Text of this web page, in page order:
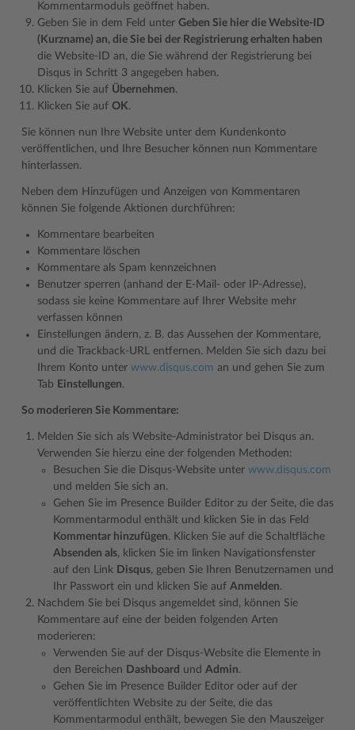
Kommentarmoduls geöffnet haben.
Geben Sie in dem Feld unter Geben Sie hier die Website-ID
(Kurzname) an, die Sie bei der Registrierung erhalten haben
die Website-ID an, die Sie während der Registrierung bei
Disqus in Schritt 3 angegeben haben.
Klicken Sie auf Übernehmen.
Klicken Sie auf OK.
Sie können nun Ihre Website unter dem Kundenkonto
veröffentlichen, und Ihre Besucher können nun Kommentare
hinterlassen.
Neben dem Hinzufügen und Anzeigen von Kommentaren
können Sie folgende Aktionen durchführen:
Kommentare bearbeiten
Kommentare löschen
Kommentare als Spam kennzeichnen
Benutzer sperren (anhand der E-Mail- oder IP-Adresse),
sodass sie keine Kommentare auf Ihrer Website mehr
verfassen können
Einstellungen ändern, z. B. das Aussehen der Kommentare,
und die Trackback-URL entfernen. Melden Sie sich dazu bei
Ihrem Konto unter www.disqus.com an und gehen Sie zum
Tab Einstellungen.
So moderieren Sie Kommentare:
Melden Sie sich als Website-Administrator bei Disqus an.
Verwenden Sie hierzu eine der folgenden Methoden:
Besuchen Sie die Disqus-Website unter www.disqus.com
und melden Sie sich an.
Gehen Sie im Presence Builder Editor zu der Seite, die das
Kommentarmodul enthält und klicken Sie in das Feld
Kommentar hinzufügen. Klicken Sie auf die Schaltfläche
Absenden als, klicken Sie im linken Navigationsfenster
auf den Link Disqus, geben Sie Ihren Benutzernamen und
Ihr Passwort ein und klicken Sie auf Anmelden.
Nachdem Sie bei Disqus angemeldet sind, können Sie
Kommentare auf eine der beiden folgenden Arten
moderieren:
Verwenden Sie auf der Disqus-Website die Elemente in
den Bereichen Dashboard und Admin.
Gehen Sie im Presence Builder Editor oder auf der
veröffentlichten Website zu der Seite, die das
Kommentarmodul enthält, bewegen Sie den Mauszeiger